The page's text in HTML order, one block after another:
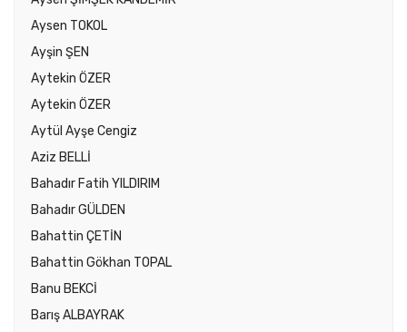
Aysen TOKOL
Ayşin ŞEN
Aytekin ÖZER
Aytekin ÖZER
Aytül Ayşe Cengiz
Aziz BELLİ
Bahadır Fatih YILDIRIM
Bahadır GÜLDEN
Bahattin ÇETİN
Bahattin Gökhan TOPAL
Banu BEKCİ
Barış ALBAYRAK